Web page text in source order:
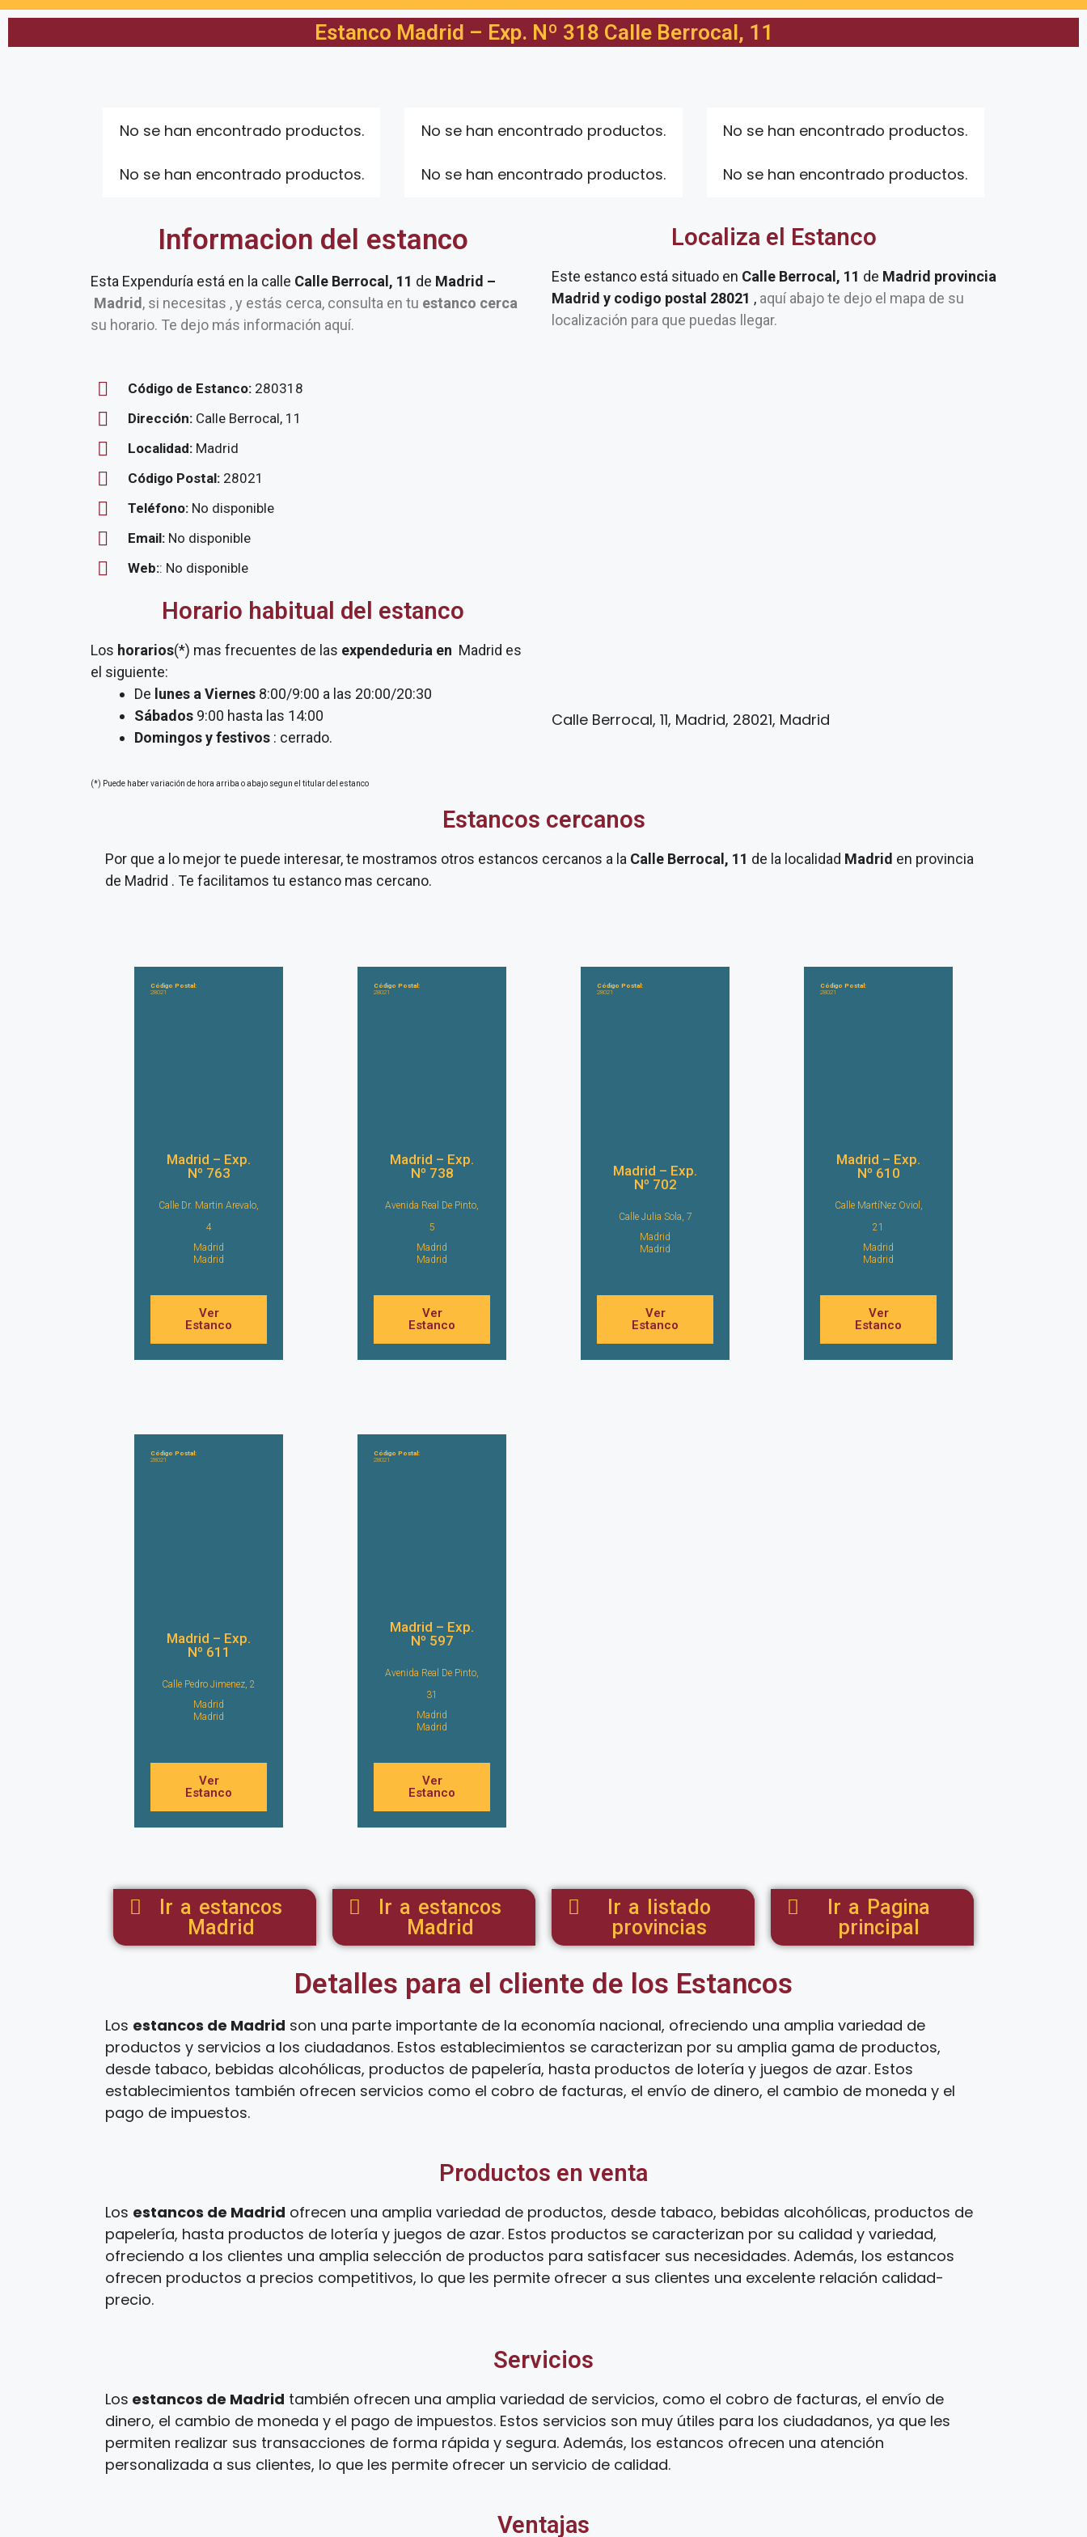
Estanco Madrid – Exp. Nº 318 Calle Berrocal, 11
No se han encontrado productos.
No se han encontrado productos.
No se han encontrado productos.
No se han encontrado productos.
No se han encontrado productos.
No se han encontrado productos.
Informacion del estanco
Esta Expenduría está en la calle Calle Berrocal, 11 de Madrid –
Madrid , si necesitas , y estás cerca, consulta en tu estanco cerca
su horario. Te dejo más información aquí.
Código de Estanco: 280318
Dirección: Calle Berrocal, 11
Localidad: Madrid
Código Postal: 28021
Teléfono: No disponible
Email: No disponible
Web:: No disponible
Horario habitual del estanco
Los horarios(*) mas frecuentes de las expendeduria en Madrid es
el siguiente:
De lunes a Viernes 8:00/9:00 a las 20:00/20:30
Sábados 9:00 hasta las 14:00
Domingos y festivos : cerrado.
(*) Puede haber variación de hora arriba o abajo segun el titular del estanco
Localiza el Estanco
Este estanco está situado en Calle Berrocal, 11 de Madrid provincia
Madrid y codigo postal 28021 , aquí abajo te dejo el mapa de su
localización para que puedas llegar.
Calle Berrocal, 11, Madrid, 28021, Madrid
Estancos cercanos
Por que a lo mejor te puede interesar, te mostramos otros estancos cercanos a la Calle Berrocal, 11 de la localidad Madrid en provincia
de Madrid . Te facilitamos tu estanco mas cercano.
Código Postal:
28021
Madrid – Exp.
Nº 763
Calle Dr. Martin Arevalo,
4
Madrid
Madrid
Ver
Estanco
Código Postal:
28021
Madrid – Exp.
Nº 738
Avenida Real De Pinto,
5
Madrid
Madrid
Ver
Estanco
Código Postal:
28021
Madrid – Exp.
Nº 702
Calle Julia Sola, 7
Madrid
Madrid
Ver
Estanco
Código Postal:
28021
Madrid – Exp.
Nº 610
Calle MartíNez Oviol,
21
Madrid
Madrid
Ver
Estanco
Código Postal:
28021
Madrid – Exp.
Nº 611
Calle Pedro Jimenez, 2
Madrid
Madrid
Ver
Estanco
Código Postal:
28021
Madrid – Exp.
Nº 597
Avenida Real De Pinto,
31
Madrid
Madrid
Ver
Estanco
Ir a estancos
Madrid
Ir a estancos
Madrid
Ir a listado
provincias
Ir a Pagina
principal
Detalles para el cliente de los Estancos
Los estancos de Madrid son una parte importante de la economía nacional, ofreciendo una amplia variedad de
productos y servicios a los ciudadanos. Estos establecimientos se caracterizan por su amplia gama de productos,
desde tabaco, bebidas alcohólicas, productos de papelería, hasta productos de lotería y juegos de azar. Estos
establecimientos también ofrecen servicios como el cobro de facturas, el envío de dinero, el cambio de moneda y el
pago de impuestos.
Productos en venta
Los estancos de Madrid ofrecen una amplia variedad de productos, desde tabaco, bebidas alcohólicas, productos de
papelería, hasta productos de lotería y juegos de azar. Estos productos se caracterizan por su calidad y variedad,
ofreciendo a los clientes una amplia selección de productos para satisfacer sus necesidades. Además, los estancos
ofrecen productos a precios competitivos, lo que les permite ofrecer a sus clientes una excelente relación calidad-
precio.
Servicios
Los estancos de Madrid también ofrecen una amplia variedad de servicios, como el cobro de facturas, el envío de
dinero, el cambio de moneda y el pago de impuestos. Estos servicios son muy útiles para los ciudadanos, ya que les
permiten realizar sus transacciones de forma rápida y segura. Además, los estancos ofrecen una atención
personalizada a sus clientes, lo que les permite ofrecer un servicio de calidad.
Ventajas